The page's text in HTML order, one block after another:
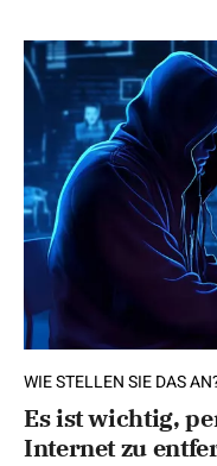
WIE STELLEN SIE DAS
Es ist wichtig,
Internet zu